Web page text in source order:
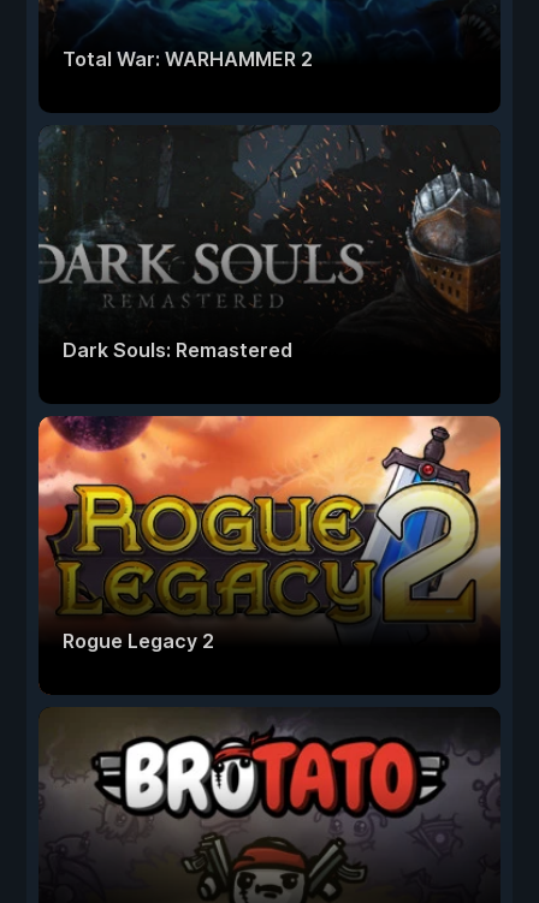
Total War: WARHAMMER 2
Dark Souls: Remastered
Rogue Legacy 2